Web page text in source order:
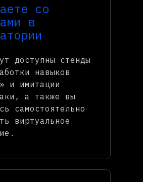
со
в
доступны стенды
навыков
и имитации
а также вы
самостоятельно
виртуальное